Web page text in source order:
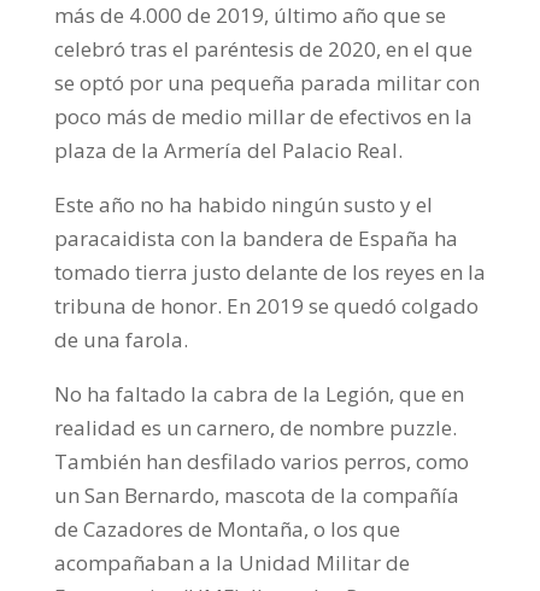
más de 4.000 de 2019, último año que se
celebró tras el paréntesis de 2020, en el que
se optó por una pequeña parada militar con
poco más de medio millar de efectivos en la
plaza de la Armería del Palacio Real.
Este año no ha habido ningún susto y el
paracaidista con la bandera de España ha
tomado tierra justo delante de los reyes en la
tribuna de honor. En 2019 se quedó colgado
de una farola.
No ha faltado la cabra de la Legión, que en
realidad es un carnero, de nombre puzzle.
También han desfilado varios perros, como
un San Bernardo, mascota de la compañía
de Cazadores de Montaña, o los que
acompañaban a la Unidad Militar de